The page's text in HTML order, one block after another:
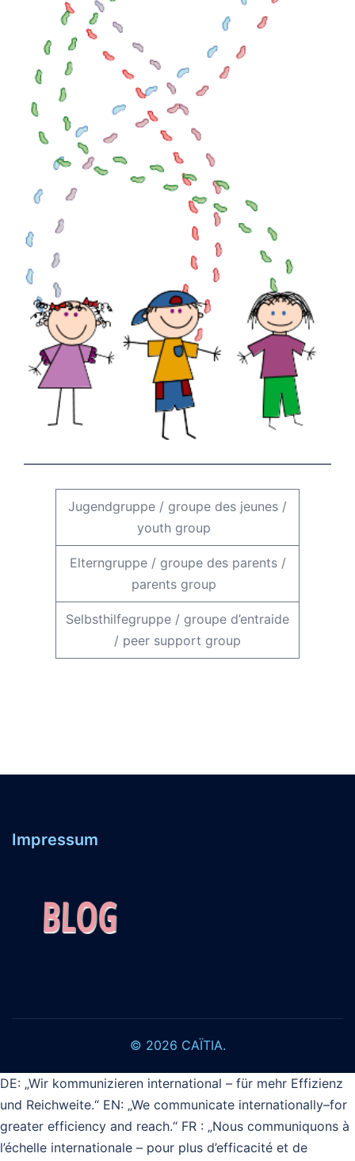
Jugendgruppe / groupe des jeunes /
youth group
Elterngruppe/ groupe des parents/
parents group
Selbsthilfegruppe / groupe d’entraide
/ peer support group
Impressum
© 2026 CAÏTIA.
DE: „Wir kommunizieren international – für mehr Effizienz
und Reichweite.“ EN: „We communicate internationally–for
greater efficiency and reach.“ FR : „Nous communiquons à
l’échelle internationale – pour plus d’efficacité et de